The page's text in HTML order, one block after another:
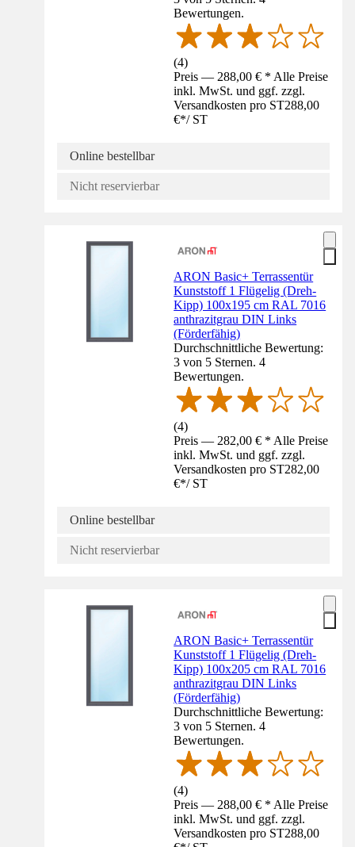
Bewertungen.
(4)
Preis — 288,00 € * Alle Preise
inkl. MwSt. und ggf. zzgl.
Versandkosten pro ST288,00
€*/ ST
Online bestellbar
Nicht reservierbar
ARON Basic+ Terrassentür
Kunststoff 1 Flügelig (Dreh-
Kipp) 100x195 cm RAL 7016
anthrazitgrau DIN Links
(Förderfähig)
Durchschnittliche Bewertung:
3 von 5 Sternen. 4
Bewertungen.
(4)
Preis — 282,00 € * Alle Preise
inkl. MwSt. und ggf. zzgl.
Versandkosten pro ST282,00
€*/ ST
Online bestellbar
Nicht reservierbar
ARON Basic+ Terrassentür
Kunststoff 1 Flügelig (Dreh-
Kipp) 100x205 cm RAL 7016
anthrazitgrau DIN Links
(Förderfähig)
Durchschnittliche Bewertung:
3 von 5 Sternen. 4
Bewertungen.
(4)
Preis — 288,00 € * Alle Preise
inkl. MwSt. und ggf. zzgl.
Versandkosten pro ST288,00